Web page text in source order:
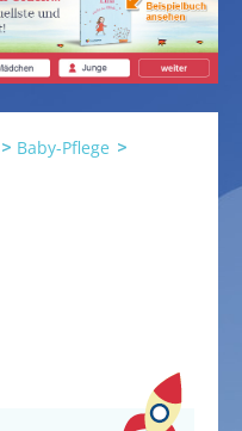
Baby-Pflege